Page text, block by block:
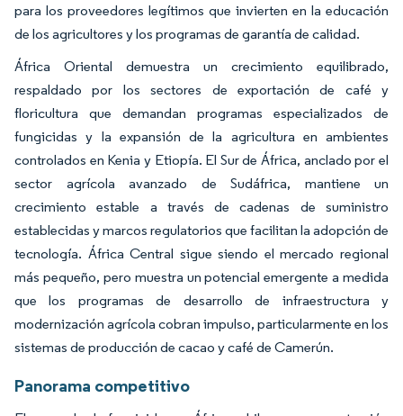
para los proveedores legítimos que invierten en la educación
de los agricultores y los programas de garantía de calidad.
África Oriental demuestra un crecimiento equilibrado,
respaldado por los sectores de exportación de café y
floricultura que demandan programas especializados de
fungicidas y la expansión de la agricultura en ambientes
controlados en Kenia y Etiopía. El Sur de África, anclado por el
sector agrícola avanzado de Sudáfrica, mantiene un
crecimiento estable a través de cadenas de suministro
establecidas y marcos regulatorios que facilitan la adopción de
tecnología. África Central sigue siendo el mercado regional
más pequeño, pero muestra un potencial emergente a medida
que los programas de desarrollo de infraestructura y
modernización agrícola cobran impulso, particularmente en los
sistemas de producción de cacao y café de Camerún.
Panorama competitivo